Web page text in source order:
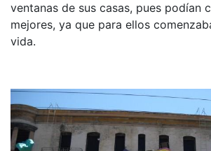
ventanas de sus casas, pues podían
mejores, ya que para ellos
vida.